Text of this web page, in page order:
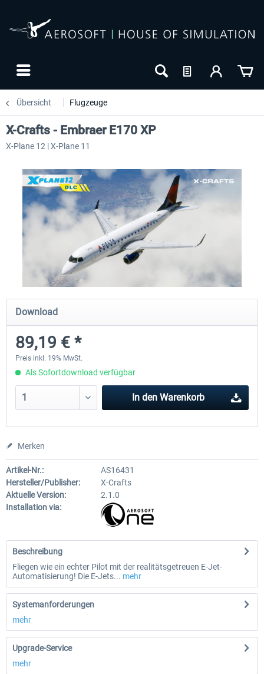
Übersicht Flugzeuge
Diamond DA-62
37,95 € *
X-Crafts - Embraer E170 XP
X-Plane 12 | X-Plane 11
Download
89,19 € *
Preis inkl. 19% MwSt.
Als Sofortdownload verfügbar
In den Warenkorb
Merken
Artikel-Nr.:
AS16431
Hersteller/Publisher:
X-Crafts
Aktuelle Version:
2.1.0
Installation via:
Beschreibung
Fliegen wie ein echter Pilot mit der realitätsgetreuen E-Jet-
Automatisierung! Die E-Jets... mehr
Systemanforderungen
mehr
Upgrade-Service
mehr